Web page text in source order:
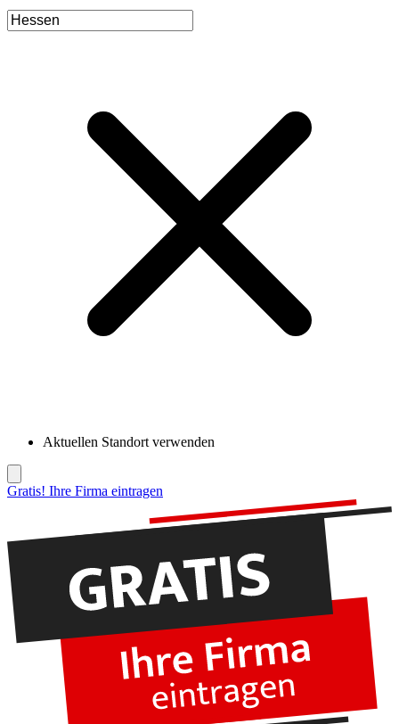
Aktuellen Standort verwenden
Gratis! Ihre Firma eintragen